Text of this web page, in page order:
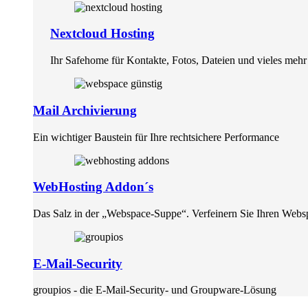
Nextcloud Hosting
Ihr Safehome für Kontakte, Fotos, Dateien und vieles mehr
Mail Archivierung
Ein wichtiger Baustein für Ihre rechtsichere Performance
WebHosting Addon´s
Das Salz in der „Webspace-Suppe“. Verfeinern Sie Ihren
E-Mail-Security
groupios - die E-Mail-Security- und Groupware-Lösung